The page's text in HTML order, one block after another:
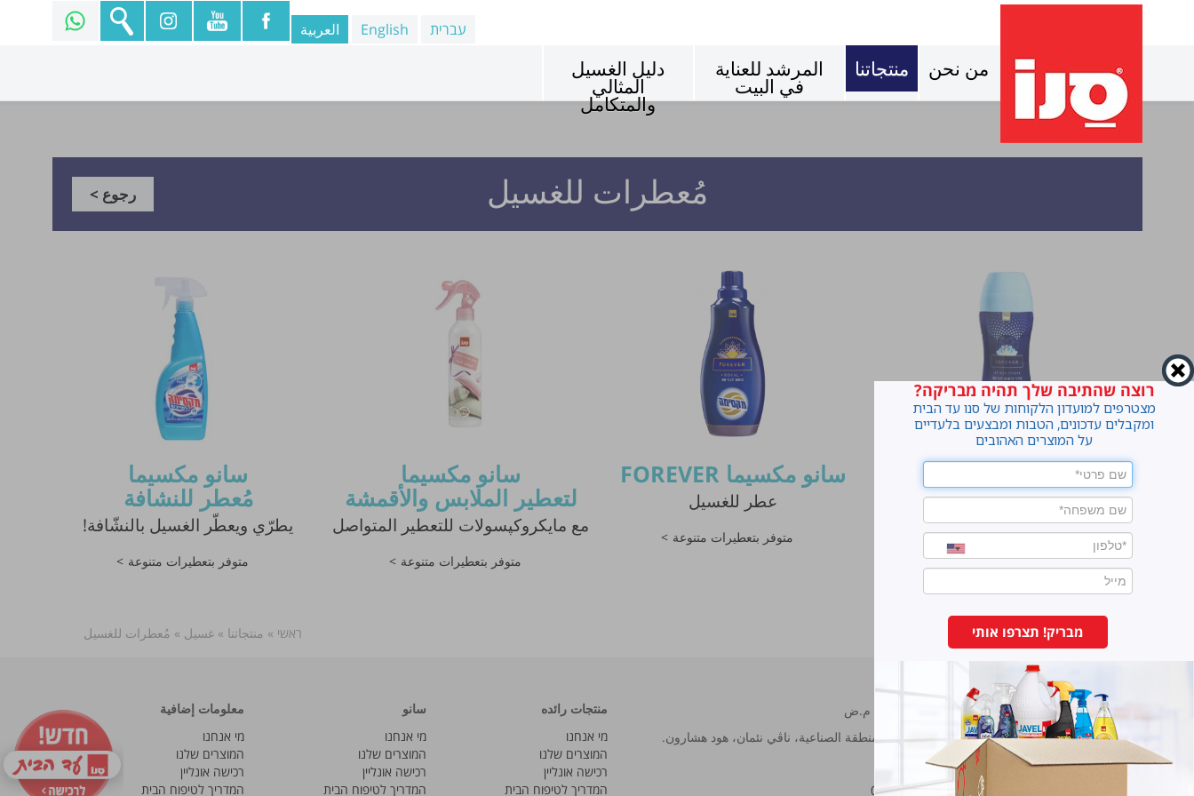
עברית English العربية
من نحن منتجاتنا المرشد للعناية
في البيت
دليل الغسيل
المثالي
والمتكامل
رجوع > مُعطرات للغسيل
لآلىء معطّرة للغسيل
برائحة قوية جدا
متوفر بتعطيرات متنوعة
سانو مكسيما FOREVER
عطر للغسيل
متوفر بتعطيرات متنوعة
سانو مكسيما
لتعطير الملابس والأقمشة
مع مايكروكپسولات للتعطير المتواصل
متوفر بتعطيرات متنوعة
سانو مكسيما
مُعطر للنشافة
يطرّي ويعطّر الغسيل بالنشّافة!
متوفر بتعطيرات متنوعة
ראשי » منتجاتنا »غسيل » مُعطرات للغسيل
سانو مصانع برونوس م.ض
شارع هحراش 11 المنطقة الصناعية، ناڨي نئمان، هود هشارون.
هاتف:7473222-09
فاكس:
7473233-09
منتجات رائده
מי אנחנו
המוצרים שלנו
רכישה אונליין
המדריך לטיפוח הבית
سانو
מי אנחנו
המוצרים שלנו
רכישה אונליין
המדריך לטיפוח הבית
معلومات إضافية
מי אנחנו
המוצרים שלנו
רכישה אונליין
המדריך לטיפוח הבית
רוצה שהתיבה שלך תהיה מבריקה?
מצטרפים למועדון הלקוחות של סנו עד הבית
ומקבלים עדכונים, הטבות ומבצעים בלעדיים
על המוצרים האהובים
מבריק! תצרפו אותי